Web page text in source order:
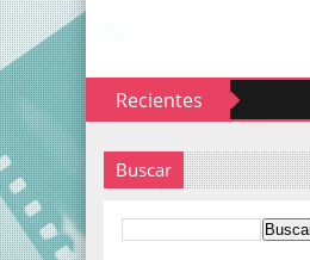
Recientes
Buscar